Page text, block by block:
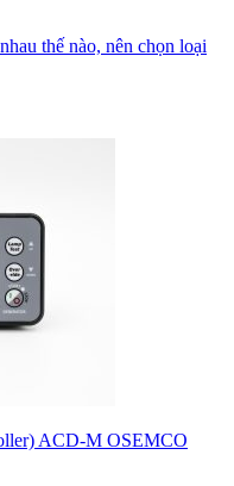
thế nào, nên chọn loại
ACD-M OSEMCO